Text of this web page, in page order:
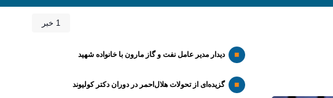
1 خبر
دیدار مدیر عامل نفت و گاز مارون با خانواده شهید
گزیده‌ای از تحولات هلال‌احمر در دوران دکتر کولیوند